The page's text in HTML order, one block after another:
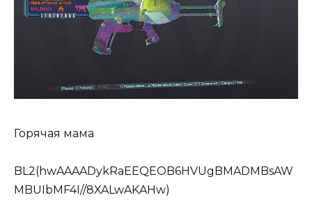
Горячая мама
BL2(hwAAAADykRaEEQEOB6HVUgBMADMBsAW
MBUIbMF4I//8XALwAKAHw)